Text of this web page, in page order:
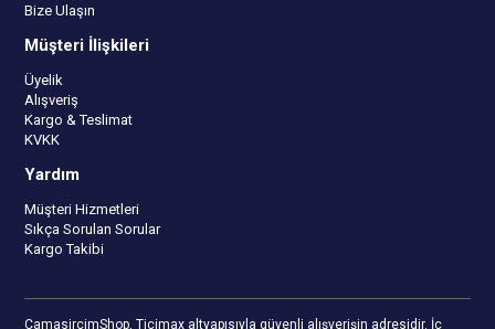
Bize Ulaşın
Müşteri İlişkileri
Üyelik
Alışveriş
Kargo & Teslimat
KVKK
Yardım
Müşteri Hizmetleri
Sıkça Sorulan Sorular
Kargo Takibi
CamasircimShop, Ticimax altyapısıyla güvenli alışverişin adresidir. İç